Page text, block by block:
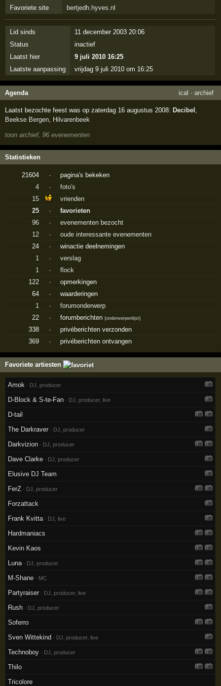
Favoriete site
bertjedh.hyves.nl
Lid sinds
11 december 2003 20:06
Status
inactief
Laatst hier
9 juli 2010 16:25
Laatste aanpassing
vrijdag 9 juli 2010 om 16:25
Agenda ical · archief
Laatst bezochte feest was op zaterdag 16 augustus 2008:Decibel
Beekse Bergen Hilvarenbeek
toon archief, 96 evenementen
Statistieken
21604 ·
pagina's bekeken
4
·
foto's
15
vrienden
25
·
favorieten
96
·
evenementen bezocht
12
·
oude interessante evenementen
24
·
winactie deelnemingen
1
·
verslag
1
·
flock
122
·
opmerkingen
64
·
waarderingen
1
·
forumonderwerp
22
· forumberichten(onderwerpenlijst)
338 ·
privéberichten verzonden
369
· privéberichten ontvangen
Favoriete artiesten
Amok · DJ, producer
D-Block & S-te-Fan · DJ, producer, live
D-tail
The Darkraver · DJ, producer
Darkvizion · DJ, producer
Dave Clarke · DJ, producer
Elusive DJ Team
FerZ · DJ, producer
Forzattack
Frank Kvitta · DJ, live
Hardmaniacs
Kevin Kaos
Luna · DJ, producer
M-Shane · MC
Partyraiser · DJ, producer, live
Rush · DJ, producer
Soferro
Sven Wittekind · DJ, producer, live
Technoboy · DJ, producer
Thilo
Tricolore